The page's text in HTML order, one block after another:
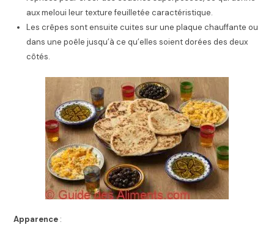
aux meloui leur texture feuilletée caractéristique.
Les crêpes sont ensuite cuites sur une plaque chauffante ou
dans une poêle jusqu’à ce qu’elles soient dorées des deux
côtés.
Apparence :